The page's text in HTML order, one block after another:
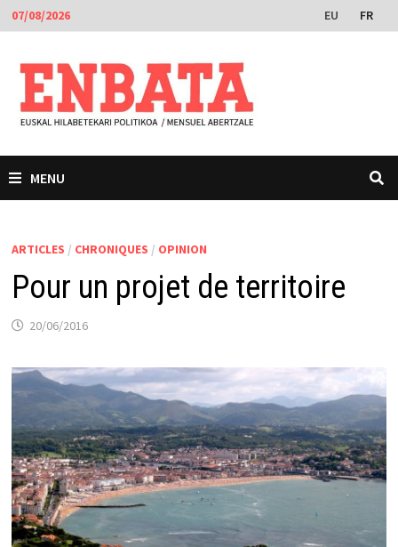
Passer
au
contenu
07/08/2026 EU FR
MENU
ARTICLES / CHRONIQUES / OPINION
Pour un projet de territoire
20/06/2016